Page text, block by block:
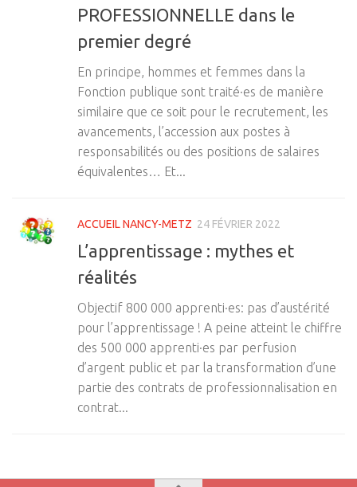
PROFESSIONNELLE dans le
premier degré
En principe, hommes et femmes dans la
Fonction publique sont traité·es de manière
similaire que ce soit pour le recrutement, les
avancements, l’accession aux postes à
responsabilités ou des positions de salaires
équivalentes… Et...
ACCUEIL NANCY-METZ 24 FÉVRIER 2022
L’apprentissage : mythes et
réalités
Objectif 800 000 apprenti·es: pas d’austérité
pour l’apprentissage ! A peine atteint le chiffre
des 500 000 apprenti·es par perfusion
d’argent public et par la transformation d’une
partie des contrats de professionnalisation en
contrat...